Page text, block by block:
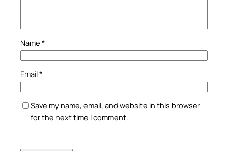
Name *
Email*
Save my name, email, and website in this browser
for the next time I comment.